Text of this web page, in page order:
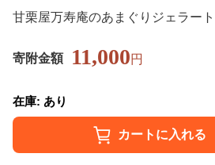
甘栗屋万寿庵のあまぐりジェラート
寄附金額 11,000円
在庫: あり